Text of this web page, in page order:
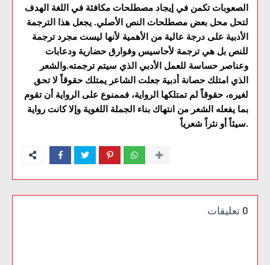
الصعوبات تكمن في إيجاد مصطلحات مكافئة في اللغة الهدف
لتحل محل بعض مصطلحات النص الأصلي. يجعل هذا الترجمة
الأدبية على درجة عالية من الأهمية لأنها ليست مجرد ترجمة
للنص بل هي ترجمة لأحاسيس وفوارق حضارية ودعابات
وعناصر حساسة للعمل الأدبي الذي سيتم ترجمته.والشعر
الذي امتلك حصانة أدبية جعلت الشاعر يمتلك حقوقاً لا تحق
لغيره، حقوقاً لم تمتلكها الرواية، فممنوع على الرواية أن تقوم
بما يفعله الشعر من انتهاك بناء الجملة اللغوية وإلا كانت رواية
سيئاً أو نثراً شعرياً.
0 تعليقات